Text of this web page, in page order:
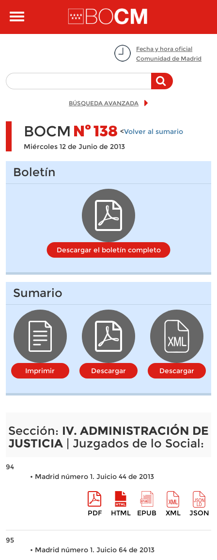
Toggle
Fecha y hora oficial
Comunidad de Madrid
BÚSQUEDA AVANZADA
BOCM Nº138 <Volver al sumario
Miércoles 12 de Junio de 2013
Boletín
Descargar el boletín completo
Sumario
Imprimir Descargar Descargar
Sección: IV. ADMINISTRACIÓN DE
JUSTICIA| Juzgados de lo Social:
94
• Madrid número 1. Juicio 44 de 2013
PDF HTML EPUB XML JSON
95
• Madrid número 1. Juicio 64 de 2013